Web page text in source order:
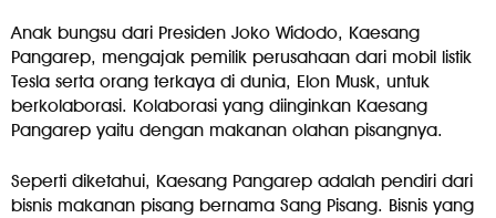
Anak bungsu dari Presiden Joko Widodo, Kaesang
Pangarep, mengajak pemilik perusahaan dari mobil listik
Tesla serta orang terkaya di dunia, Elon Musk, untuk
berkolaborasi. Kolaborasi yang diinginkan Kaesang
Pangarep yaitu dengan makanan olahan pisangnya.
Seperti diketahui, Kaesang Pangarep adalah pendiri dari
bisnis makanan pisang bernama Sang Pisang. Bisnis yang